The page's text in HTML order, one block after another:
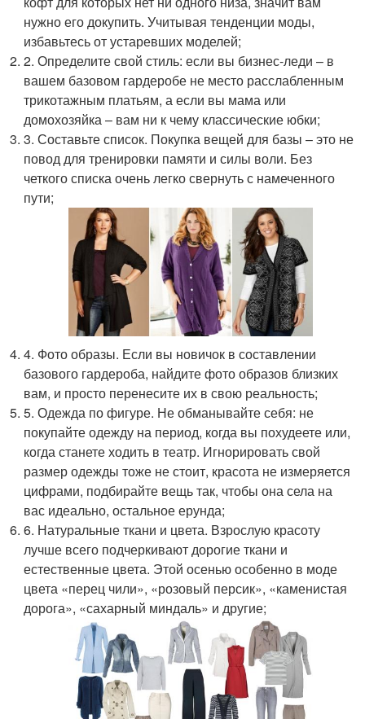
нужно его докупить. Учитывая тенденции моды,
избавьтесь от устаревших моделей;
2. Определите свой стиль: если вы бизнес-леди – в
вашем базовом гардеробе не место расслабленным
трикотажным платьям, а если вы мама или
домохозяйка – вам ни к чему классические юбки;
3. Составьте список. Покупка вещей для базы – это не
повод для тренировки памяти и силы воли. Без
четкого списка очень легко свернуть с намеченного
пути;
4. Фото образы. Если вы новичок в составлении
базового гардероба, найдите фото образов близких
вам, и просто перенесите их в свою реальность;
5. Одежда по фигуре. Не обманывайте себя: не
покупайте одежду на период, когда вы похудеете или,
когда станете ходить в театр. Игнорировать свой
размер одежды тоже не стоит, красота не измеряется
цифрами, подбирайте вещь так, чтобы она села на
вас идеально, остальное ерунда;
6. Натуральные ткани и цвета. Взрослую красоту
лучше всего подчеркивают дорогие ткани и
естественные цвета. Этой осенью особенно в моде
цвета «перец чили», «розовый персик», «каменистая
дорога», «сахарный миндаль» и другие;